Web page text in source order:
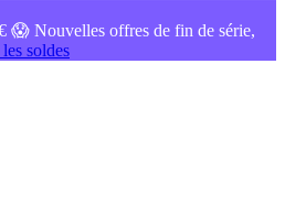
😱 Nouvelles offres de fin de série,
soldes